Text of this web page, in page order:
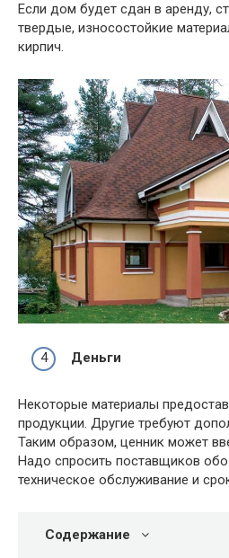
Если дом будет сдан в аренду,
твердые, износостойкие
кирпич.
Деньги
Некоторые материалы
продукции. Другие требуют
Таким образом, ценник может
Надо спросить поставщиков обо
техническое обслуживание и
Содержание